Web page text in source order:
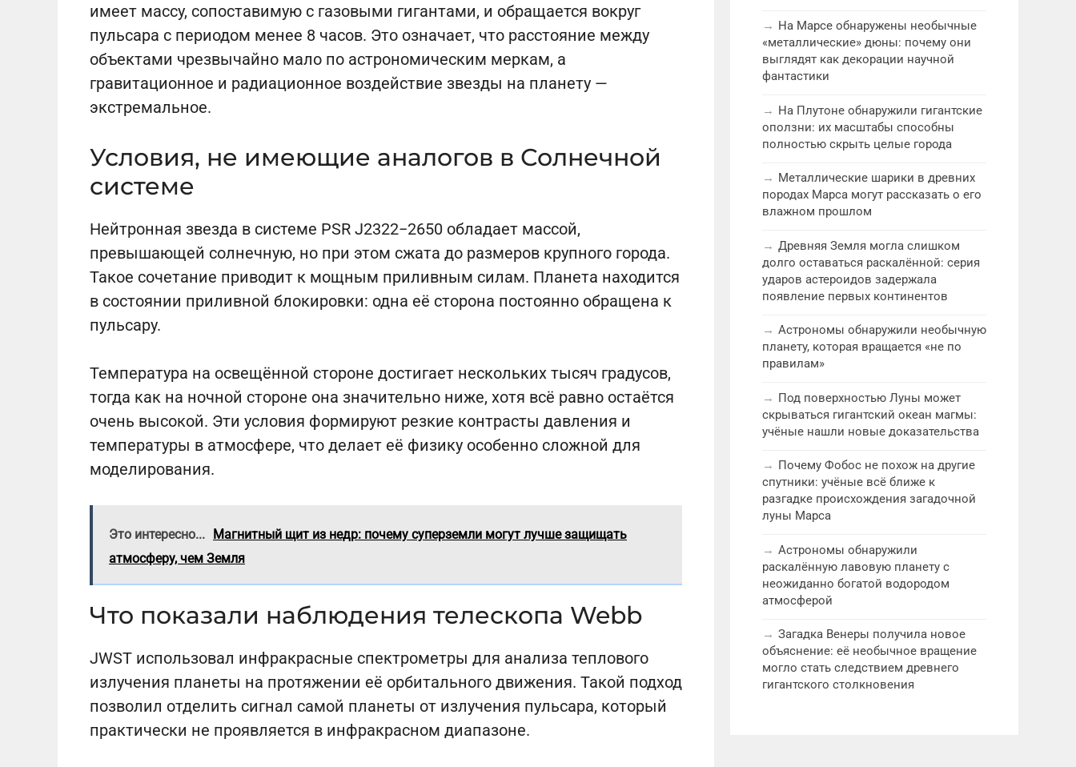
имеет массу, сопоставимую с газовыми гигантами, и обращается вокруг
пульсара с периодом менее 8 часов. Это означает, что расстояние между
объектами чрезвычайно мало по астрономическим меркам, а
гравитационное и радиационное воздействие звезды на планету —
экстремальное.
Условия, не имеющие аналогов в Солнечной
системе
Нейтронная звезда в системе PSR J2322−2650 обладает массой,
превышающей солнечную, но при этом сжата до размеров крупного города.
Такое сочетание приводит к мощным приливным силам. Планета находится
в состоянии приливной блокировки: одна её сторона постоянно обращена к
пульсару.
Температура на освещённой стороне достигает нескольких тысяч градусов,
тогда как на ночной стороне она значительно ниже, хотя всё равно остаётся
очень высокой. Эти условия формируют резкие контрасты давления и
температуры в атмосфере, что делает её физику особенно сложной для
моделирования.
Это интересно...
Магнитный щит из недр: почему суперземли могут лучше защищать
атмосферу, чем Земля
Что показали наблюдения телескопа Webb
JWST использовал инфракрасные спектрометры для анализа теплового
излучения планеты на протяжении её орбитального движения. Такой подход
позволил отделить сигнал самой планеты от излучения пульсара, который
практически не проявляется в инфракрасном диапазоне.
На Марсе обнаружены необычные
«металлические» дюны: почему они
выглядят как декорации научной
фантастики
На Плутоне обнаружили гигантские
оползни: их масштабы способны
полностью скрыть целые города
Металлические шарики в древних
породах Марса могут рассказать о его
влажном прошлом
Древняя Земля могла слишком
долго оставаться раскалённой: серия
ударов астероидов задержала
появление первых континентов
Астрономы обнаружили необычную
планету, которая вращается «не по
правилам»
Под поверхностью Луны может
скрываться гигантский океан магмы:
учёные нашли новые доказательства
Почему Фобос не похож на другие
спутники: учёные всё ближе к
разгадке происхождения загадочной
луны Марса
Астрономы обнаружили
раскалённую лавовую планету с
неожиданно богатой водородом
атмосферой
Загадка Венеры получила новое
объяснение: её необычное вращение
могло стать следствием древнего
гигантского столкновения